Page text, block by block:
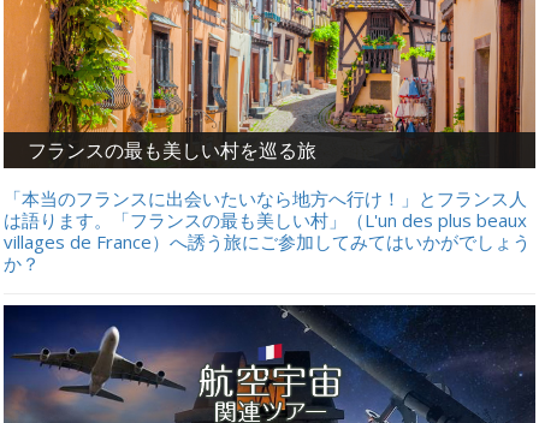
フランスの最も美しい村を巡る旅
「本当のフランスに出会いたいなら地方へ行け！」とフランス人
は語ります。「フランスの最も美しい村」（L'un des plus beaux
villages de France）へ誘う旅にご参加してみてはいかがでしょう
か？